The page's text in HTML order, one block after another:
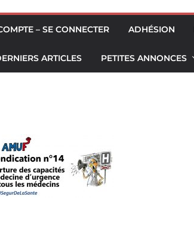
– SE CONNECTER ADHÉSION
ARTICLES PETITES ANNONCES